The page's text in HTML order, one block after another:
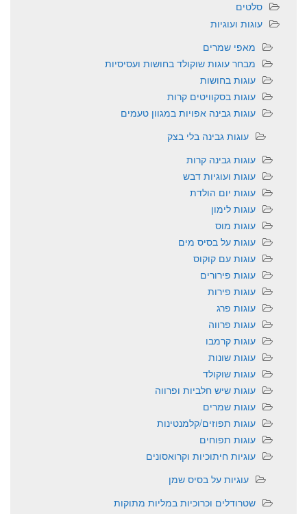
סלטים
עוגות ועוגיות
מאפי שמרים
מבחר עוגות שוקולד בחושות ועסיסיות
עוגות בחושות
עוגות בסקוויטים קרות
עוגות גבינה אפויות במגוון טעמים
עוגות גבינה בלי בצק
עוגות גבינה קרות
עוגות ועוגיות דבש
עוגות יום הולדת
עוגות לימון
עוגות מוס
עוגות על בסיס מים
עוגות עם קוקוס
עוגות פירורים
עוגות פירות
עוגות פרג
עוגות פרווה
עוגות קרמבו
עוגות שונות
עוגות שוקולד
עוגות שיש חלביות ופרווה
עוגות שמרים
עוגות תפוזים/קלמנטינות
עוגות תפוחים
עוגיות חיתוכיות וקרואסונים
עוגיות על בסיס שמן
שטרודלים וכרוכיות במליות מתוקות